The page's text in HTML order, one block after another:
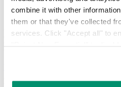
combine it with other
them or that they've collected
services. Click "Accept all" to
preferences by toggling the
El estado de los
estimó
procedentes de la ropa desechable